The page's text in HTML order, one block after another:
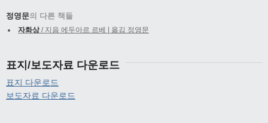
정영문의 다른 책들
자화상/ 지음 에두아르 르베 | 옮김 정영문
표지/보도자료 다운로드
표지 다운로드
보도자료 다운로드